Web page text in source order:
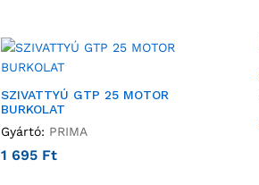
SZIVATTYÚ GTP 25 MOTOR
BURKOLAT
Gyártó: PRIMA
1 695 Ft